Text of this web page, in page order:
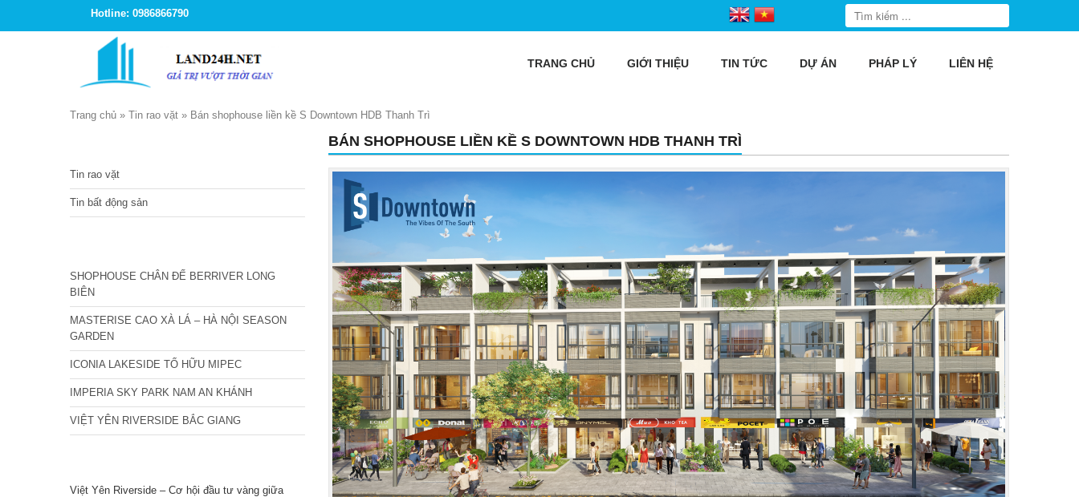
Hotline: 0986866790
TRANG CHỦ GIỚI THIỆU TIN TỨC DỰ ÁN PHÁP LÝ LIÊN HỆ
Trang chủ » Tin rao vặt » Bán shophouse liền kề S Downtown HDB Thanh Trì
BÁN SHOPHOUSE LIỀN KỀ S DOWNTOWN HDB THANH TRÌ
Tin rao vặt
Tin bất động sản
SHOPHOUSE CHÂN ĐẾ BERRIVER LONG
BIÊN
MASTERISE CAO XÀ LÁ – HÀ NỘI SEASON
GARDEN
ICONIA LAKESIDE TỐ HỮU MIPEC
IMPERIA SKY PARK NAM AN KHÁNH
VIỆT YÊN RIVERSIDE BẮC GIANG
Việt Yên Riverside – Cơ hội đầu tư vàng giữa